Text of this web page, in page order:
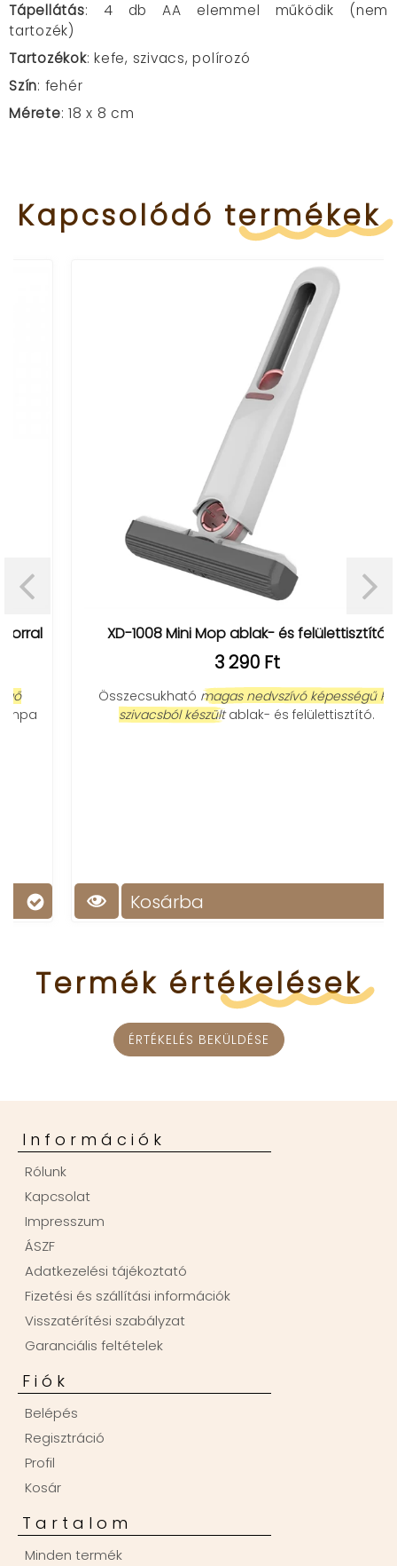
Tápellátás: 4 db AA elemmel működik (nem
tartozék)
Tartozékok: kefe, szivacs, polírozó
Szín: fehér
Mérete: 18 x 8 cm
Kapcsolódó termékek
XD-1008 Mini Mop ablak- és felülettisztító
3 290 Ft
Összecsukhatómagas nedvszívó képességű PU
szivacsból készültablak- és felülettisztító.
Kosárba
Termék értékelések
ÉRTÉKELÉS BEKÜLDÉSE
Információk
Rólunk
Kapcsolat
Impresszum
ÁSZF
Adatkezelési tájékoztató
Fizetési és szállítási információk
Visszatérítési szabályzat
Garanciális feltételek
Fiók
Belépés
Regisztráció
Profil
Kosár
Tartalom
Minden termék